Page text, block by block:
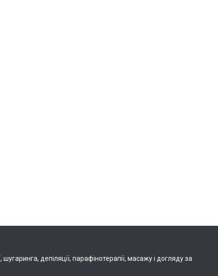
депіляції, парафінотерапії, масажу і догляду за